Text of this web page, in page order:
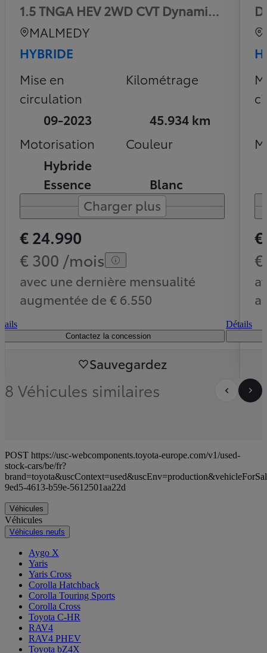
1.5 TNGA HEV 2WD CVT Dynamic Plus
MALMEDY
HYBRIDE
Mise en
circulation
09-2023
Kilométrage
45.934 km
Motorisation
Hybride
Essence
Couleur
Blanc
Charger plus
€ 24.990
€ 300 /mois
avec une dernière mensualité
augmentée de € 6.550
Contactez la concession
Sauvegardez
Détails
8 Véhicules similaires
POST https://usc-webcomponents.toyota-europe.com/v1/used-
stock-cars/be/fr?
9ed5-4613-b59e-5612501aa22d
Véhicules
Véhicules
Véhicules neufs
Aygo X
Yaris
Yaris Cross
Corolla Hatchback
Corolla Touring Sports
Corolla Cross
Toyota C-HR
RAV4
RAV4 PHEV
Toyota bZ4X